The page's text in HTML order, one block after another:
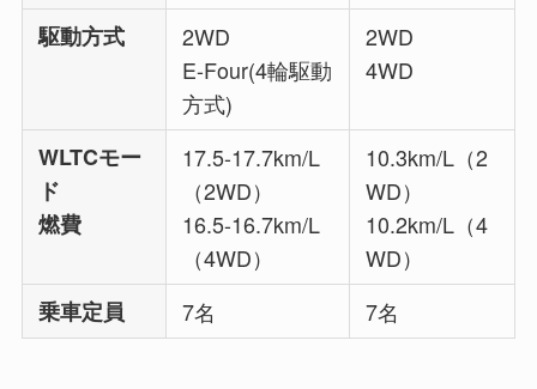
駆動方式
2WD
E-Four(4輪駆動
方式)
2WD
4WD
WLTCモー
ド
燃費
17.5-17.7km/L
（2WD）
16.5-16.7km/L
（4WD）
10.3km/L（2
WD）
10.2km/L（4
WD）
乗車定員
7名 7名